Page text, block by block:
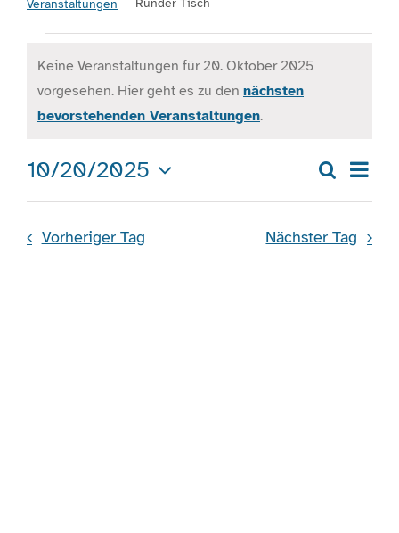
Jobs
Veranstaltungen
für
20.
2025
Hinweis
Keine Veranstaltungen für 20. Oktober 2025
vorgesehen. Hier geht es zu den nächsten
bevorstehenden Veranstaltungen.
und
Suche
Tag
10/20/2025
Datum
Vorheriger Tag Nächster Tag